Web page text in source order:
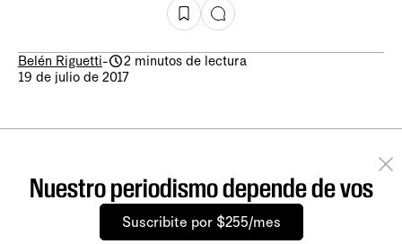
Belén Riguetti-
2 minutos de lectura
19 de julio de 2017
Nuestro periodismo depende de vos
Suscribite por $255/mes